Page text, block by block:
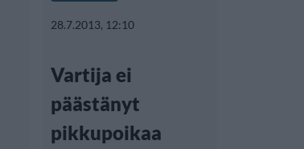
28.7.2013, 12:10
Vartija ei
päästänyt
pikkupoikaa